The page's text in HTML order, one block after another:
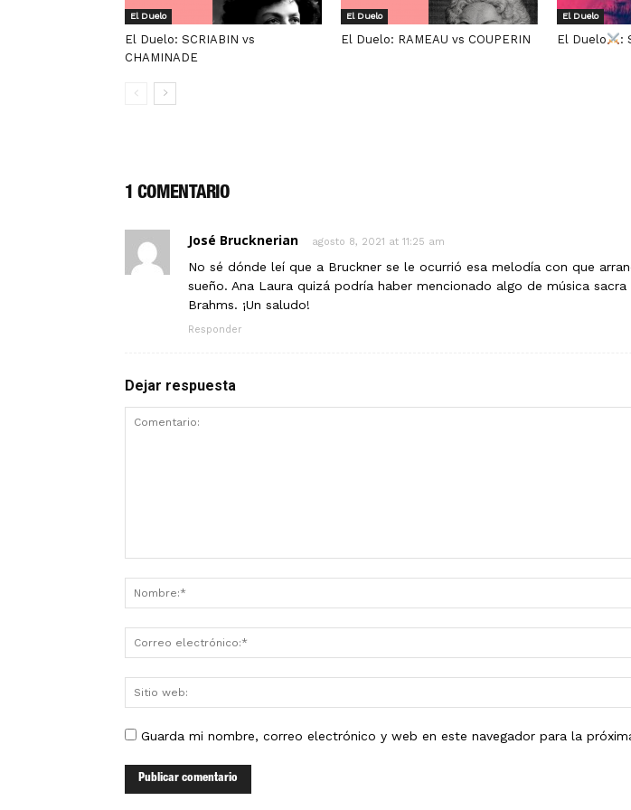
El Duelo
El Duelo: SCRIABIN vs
CHAMINADE
El Duelo
El Duelo: RAMEAU vs COUPERIN
El Duelo
El Duelo :
1 COMENTARIO
José Brucknerian agosto 8, 2021 at 11:25 am
No sé dónde leí que a Bruckner se le ocurrió esa melodía con que
sueño. Ana Laura quizá podría haber mencionado algo de música
Brahms. ¡Un saludo!
Responder
Dejar respuesta
Guarda mi nombre, correo electrónico y web en este navegador para la